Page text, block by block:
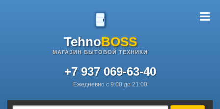
TehnoBOSS
МАГАЗИН БЫТОВОЙ ТЕХНИКИ
+7 937 069-63-40
Ежедневно с 9:00 до 21:00